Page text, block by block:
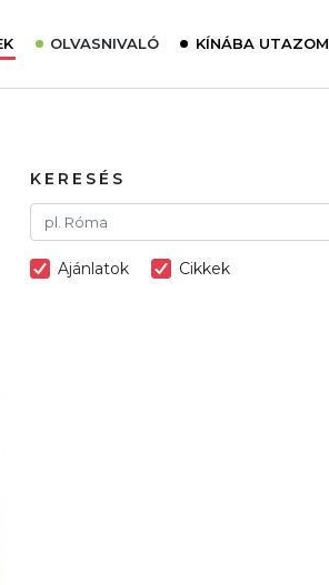
OLVASNIVALÓ
Interjú
Élménybeszámolók
KÍNÁBA UTAZOM
KERESÉS
Ajánlatok Cikkek